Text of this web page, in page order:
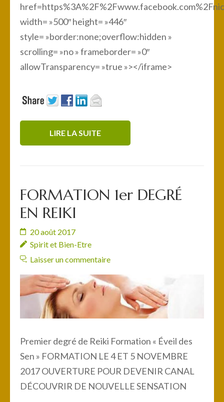
width= »500″ height= »446″
style= »border:none;overflow:hidden »
scrolling= »no » frameborder= »0″
allowTransparency= »true »></iframe>
LIRE LA SUITE
FORMATION 1er DEGRÉ
EN REIKI
20 août 2017
Spirit et Bien-Etre
Laisser un commentaire
Premier degré de Reiki Formation « Éveil des
Sen » FORMATION LE 4 ET 5 NOVEMBRE
2017 OUVERTURE POUR DEVENIR CANAL
DÉCOUVRIR DE NOUVELLE SENSATION